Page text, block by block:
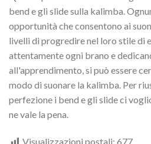
bend e gli slide sulla kalimba.
opportunità che consentono ai
livelli di progredire nel loro stile di
attentamente ogni brano e
all'apprendimento, si può essere
modo di suonare la kalimba. Per
perfezione i bend e gli slide ci
ne vale la pena.
Visualizzazioni postali: 677